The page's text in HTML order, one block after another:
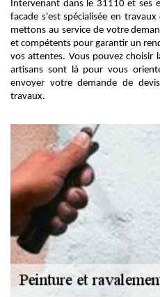
Intervenant dans le 31110 et ses
facade s'est spécialisée en
mettons au service de votre
et compétents pour garantir un
vos attentes. Vous pouvez choisir
artisans sont là pour vous
envoyer votre demande de
travaux.